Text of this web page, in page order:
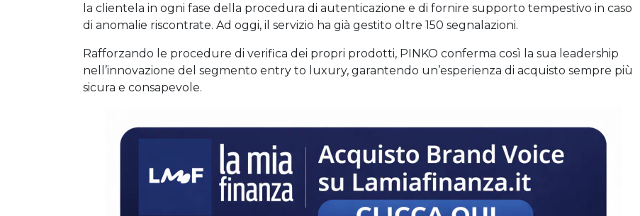
la clientela in ogni fase della procedura di autenticazione e di fornire supporto tempestivo in caso
di anomalie riscontrate. Ad oggi, il servizio ha già gestito oltre 150 segnalazioni.
Rafforzando le procedure di verifica dei propri prodotti, PINKO conferma così la sua leadership
nell’innovazione del segmento entry to luxury, garantendo un’esperienza di acquisto sempre più
sicura e consapevole.